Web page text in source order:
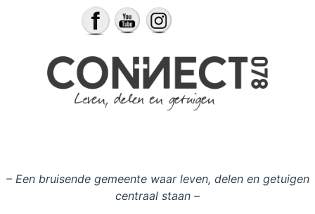
– Een bruisende gemeente waar leven, delen en getuigen
centraal staan –